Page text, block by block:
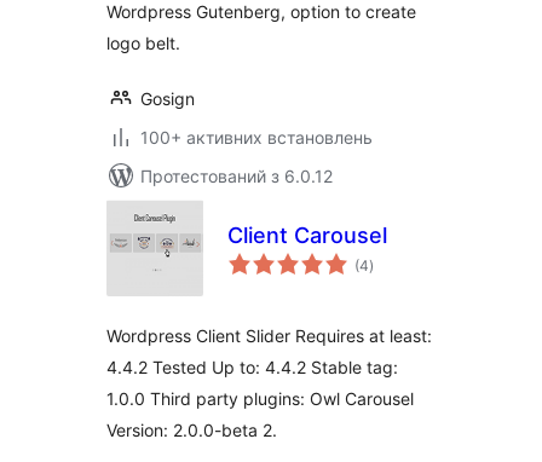
Wordpress Gutenberg, option to create
logo belt.
Gosign
100+ активних встановлень
Протестований з 6.0.12
Client Carousel
(4загальний
рейтинг
)
Wordpress Client Slider Requires at least:
4.4.2 Tested Up to: 4.4.2 Stable tag:
1.0.0 Third party plugins: Owl Carousel
Version: 2.0.0-beta 2.